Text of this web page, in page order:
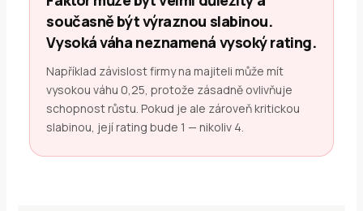
současně být výraznou slabinou.
Vysoká váha neznamená vysoký rating.
Například závislost firmy na majiteli může mít
vysokou váhu 0,25, protože zásadně ovlivňuje
schopnost růstu. Pokud je ale zároveň kritickou
slabinou, její rating bude 1 — nikoliv 4.